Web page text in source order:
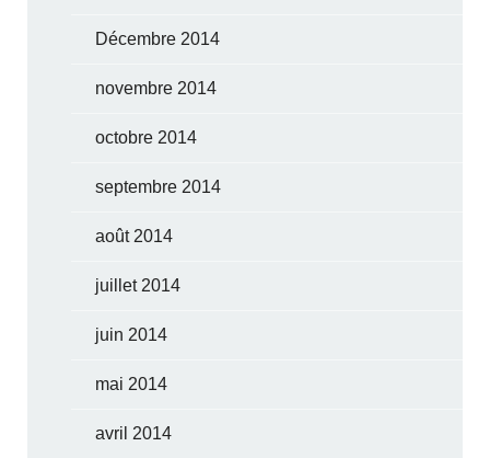
Décembre 2014
novembre 2014
octobre 2014
septembre 2014
août 2014
juillet 2014
juin 2014
mai 2014
avril 2014